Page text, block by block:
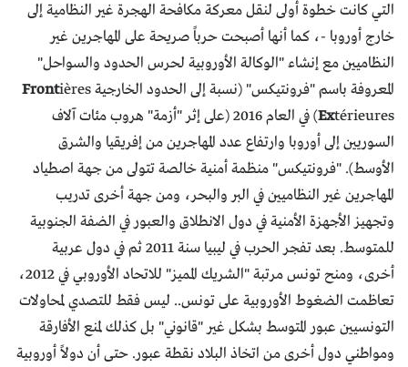
التي كانت خطوة أولى لنقل معركة مكافحة الهجرة غير النظامية إلى
خارج أوروبا -، كما أنها أصبحت حرباً صريحة على المهاجرين غير
النظاميين مع إنشاء "الوكالة الأوروبية لحرس الحدود والسواحل"
المعروفة باسم "فرونتيكس" (نسبة إلى الحدود الخارجية
Frontières
Ex
térieures) في العام 2016 (على إثر "أزمة" هروب مئات آلاف
السوريين إلى أوروبا وارتفاع عدد المهاجرين من إفريقيا والشرق
الأوسط). "فرونتيكس" منظمة أمنية خالصة تتولى من جهة اصطياد
المهاجرين غير النظاميين في البر والبحر، ومن جهة أخرى تدريب
وتجهيز الأجهزة الأمنية في دول الانطلاق والعبور في الضفة الجنوبية
للمتوسط. بعد تفجر الحرب في ليبيا سنة 2011 ثم في دول عربية
أخرى، ومنح تونس مرتبة "الشريك المميز" للاتحاد الأوروبي في 2012،
تعاظمت الضغوط الأوروبية على تونس.. ليس فقط للتصدي لمحاولات
التونسيين عبور المتوسط بشكل غير "قانوني" بل كذلك لمنع الأفارقة
ومواطني دول أخرى من اتخاذ البلاد نقطة عبور. حتى أن دولاً أوروبية